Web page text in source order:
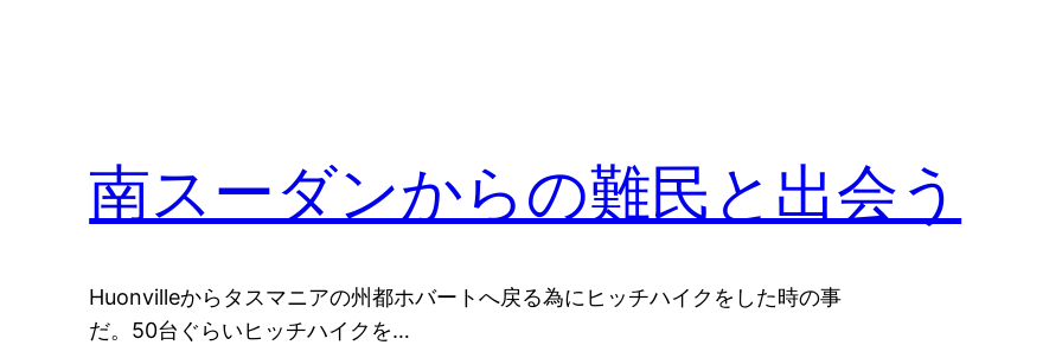
南スーダンからの難民と出会う
Huonvilleからタスマニアの州都ホバートへ戻る為にヒッチハイクをした時の事
だ。50台ぐらいヒッチハイクを…